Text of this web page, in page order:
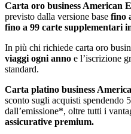
Carta oro business American
previsto dalla versione base fino
fino a 99 carte supplementari
In più chi richiede carta oro
viaggi ogni anno e l’iscrizione
standard.
Carta platino business
sconto sugli acquisti spendendo
dall’emissione*, oltre tutti i
assicurative premium.